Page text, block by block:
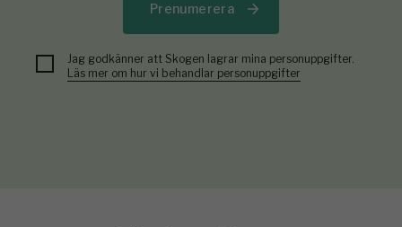
Prenumerera
Jag godkänner att Skogen lagrar mina personuppgifter.
Läs mer om hur vi behandlar personuppgifter